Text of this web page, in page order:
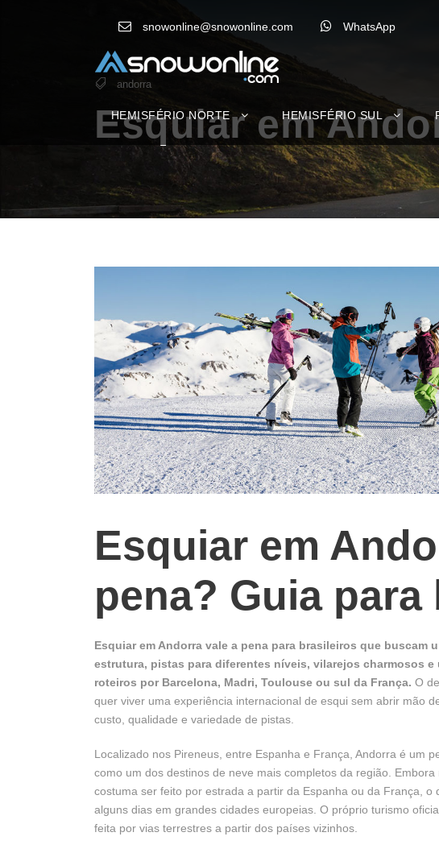
snowonline@snowonline.com WhatsApp
HEMISFÉRIO NORTE HEMISFÉRIO SUL
andorra
Esquiar em
Esquiar em
pena? Guia
Esquiar em Andorra vale a pena para brasileiros que buscam
estrutura, pistas para diferentes níveis, vilarejos charmosos
roteiros por Barcelona, Madri, Toulouse ou sul da França. O
quer viver uma experiência internacional de esqui sem abrir mão
custo, qualidade e variedade de pistas.
Localizado nos Pireneus, entre Espanha e França, Andorra é um
como um dos destinos de neve mais completos da região.
costuma ser feito por estrada a partir da Espanha ou da França,
alguns dias em grandes cidades europeias. O próprio turismo
feita por vias terrestres a partir dos países vizinhos.